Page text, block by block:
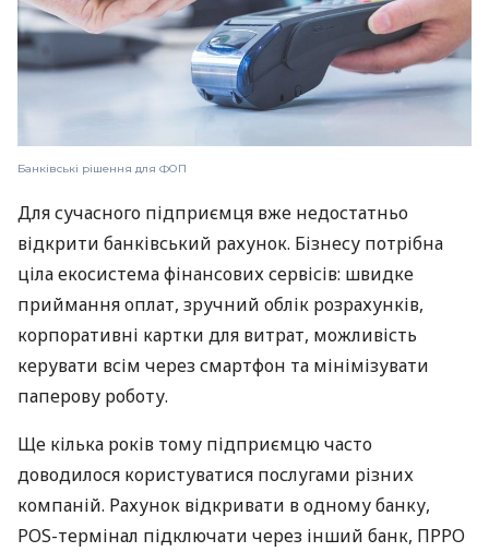
Банківські рішення для ФОП
Для сучасного підприємця вже недостатньо
відкрити банківський рахунок. Бізнесу потрібна
ціла екосистема фінансових сервісів: швидке
приймання оплат, зручний облік розрахунків,
корпоративні картки для витрат, можливість
керувати всім через смартфон та мінімізувати
паперову роботу.
Ще кілька років тому підприємцю часто
доводилося користуватися послугами різних
компаній. Рахунок відкривати в одному банку,
POS-термінал підключати через інший банк, ПРРО